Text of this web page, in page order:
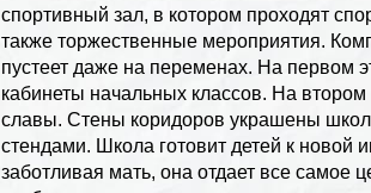
спортивный зал, в котором проходят
также торжественные мероприятия.
пустеет даже на переменах. На первом
кабинеты начальных классов. На
славы. Стены коридоров украшены
стендами. Школа готовит детей к новой
заботливая мать, она отдает все самое